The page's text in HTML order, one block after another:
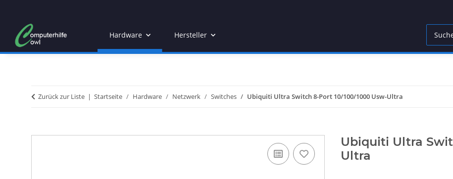
Hardware Hersteller
Zurück zur Liste Startseite Hardware Netzwerk Switches Ubiquiti Ultra Switch 8-Port 10/100/1000 Usw-Ultra
Ubiquiti Ultra
Ultra